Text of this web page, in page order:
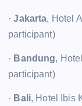
·Jakarta, Hotel
participant)
· Bandung,
participant)
· Bali, Hotel Ibis